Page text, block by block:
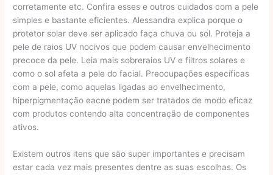
corretamente etc. Confira esses e outros cuidados com a pele
simples e bastante eficientes. Alessandra explica porque o
protetor solar deve ser aplicado faça chuva ou sol. Proteja a
pele de raios UV nocivos que podem causar envelhecimento
precoce da pele. Leia mais sobreraios UV e filtros solares e
como o sol afeta a pele do facial. Preocupações específicas
com a pele, como aquelas ligadas ao envelhecimento,
hiperpigmentação eacne podem ser tratados de modo eficaz
com produtos contendo alta concentração de componentes
ativos.
Existem outros itens que são super importantes e precisam
estar cada vez mais presentes dentre as suas escolhas. Os